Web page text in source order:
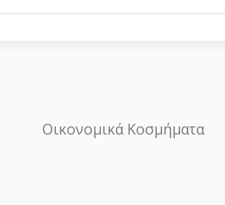
Οικονομικά Κοσμήματα